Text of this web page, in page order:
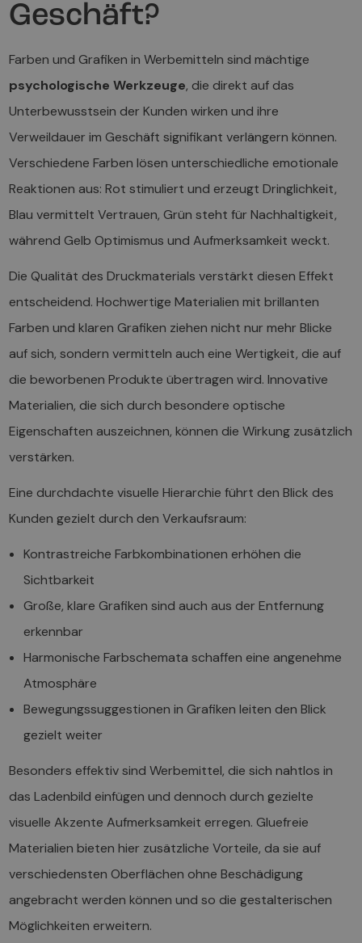
Geschäft?
Farben und Grafiken in Werbemitteln sind mächtige
psychologische Werkzeuge, die direkt auf das
Unterbewusstsein der Kunden wirken und ihre
Verweildauer im Geschäft signifikant verlängern können.
Verschiedene Farben lösen unterschiedliche emotionale
Reaktionen aus: Rot stimuliert und erzeugt Dringlichkeit,
Blau vermittelt Vertrauen, Grün steht für Nachhaltigkeit,
während Gelb Optimismus und Aufmerksamkeit weckt.
Die Qualität des Druckmaterials verstärkt diesen Effekt
entscheidend. Hochwertige Materialien mit brillanten
Farben und klaren Grafiken ziehen nicht nur mehr Blicke
auf sich, sondern vermitteln auch eine Wertigkeit, die auf
die beworbenen Produkte übertragen wird. Innovative
Materialien, die sich durch besondere optische
Eigenschaften auszeichnen, können die Wirkung zusätzlich
verstärken.
Eine durchdachte visuelle Hierarchie führt den Blick des
Kunden gezielt durch den Verkaufsraum:
Kontrastreiche Farbkombinationen erhöhen die
Sichtbarkeit
Große, klare Grafiken sind auch aus der Entfernung
erkennbar
Harmonische Farbschemata schaffen eine angenehme
Atmosphäre
Bewegungssuggestionen in Grafiken leiten den Blick
gezielt weiter
Besonders effektiv sind Werbemittel, die sich nahtlos in
das Ladenbild einfügen und dennoch durch gezielte
visuelle Akzente Aufmerksamkeit erregen. Gluefreie
Materialien bieten hier zusätzliche Vorteile, da sie auf
verschiedensten Oberflächen ohne Beschädigung
angebracht werden können und so die gestalterischen
Möglichkeiten erweitern.